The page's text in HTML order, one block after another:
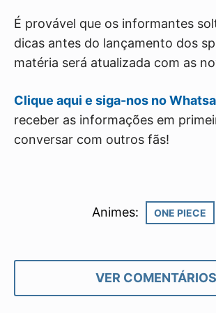
É provável que os informantes
dicas antes do lançamento dos
matéria será atualizada com as
Clique aqui e siga-nos no
receber as informações em
conversar com outros fãs!
Animes: ONE PIECE
VER COMENTÁRIOS